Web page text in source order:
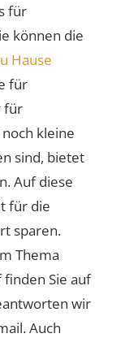
für
können die
Hause
für
für
kleine
sind, bietet
Auf diese
für die
sparen.
Thema
Sie auf
wir
Auch